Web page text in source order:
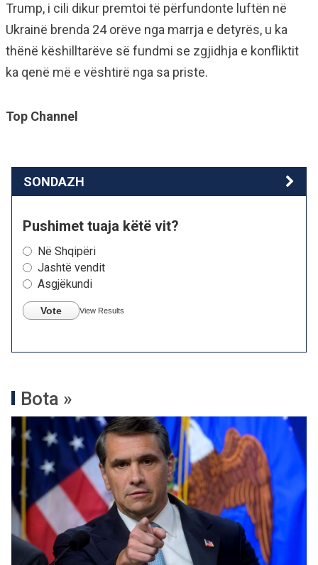
Trump, i cili dikur premtoi të përfundonte luftën në
Ukrainë brenda 24 orëve nga marrja e detyrës, u ka
thënë këshilltarëve së fundmi se zgjidhja e konfliktit
ka qenë më e vështirë nga sa priste.
Top Channel
SONDAZH
Pushimet tuaja këtë vit?
Në Shqipëri
Jashtë vendit
Asgjëkundi
Vote View Results
Bota »